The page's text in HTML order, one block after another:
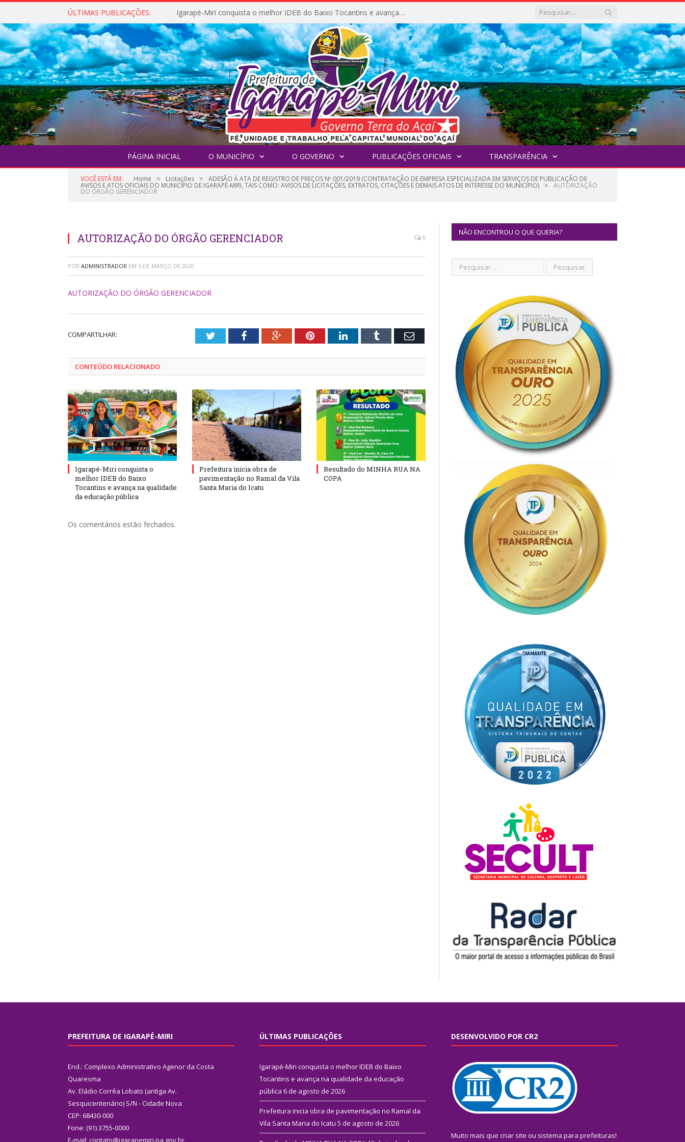
ÚLTIMAS PUBLICAÇÕES: Igarapé-Miri conquista o melhor IDEB do Baixo Tocantins e avança na qualidade da educação pública
PÁGINA INICIAL O MUNICÍPIO O GOVERNO PUBLICAÇÕES OFICIAIS TRANSPARÊNCIA
VOCÊ ESTÁ EM: Home » Licitações » ADESÃO À ATA DE REGISTRO DE PREÇOS Nº 001/2019 (CONTRATAÇÃO DE EMPRESA ESPECIALIZADA EM SERVIÇOS DE PUBLICAÇÃO DE
AVISOS E ATOS OFICIAIS DO MUNICÍPIO DE IGARAPÉ-MIRI, TAIS COMO: AVISOS DE LICITAÇÕES, EXTRATOS, CITAÇÕES E DEMAIS ATOS DE INTERESSE DO MUNICÍPIO) » AUTORIZAÇÃO
DO ÓRGÃO GERENCIADOR
AUTORIZAÇÃO DO ÓRGÃO GERENCIADOR 0
POR ADMINISTRADOR EM 5 DE MARÇO DE 2020
AUTORIZAÇÃO DO ÓRGÃO GERENCIADOR
COMPARTILHAR: TwitterFacebookGoogle+PinterestLinkedInTumblr Email
CONTEÚDO RELACIONADO
Igarapé-Miri conquista o
melhor IDEB do Baixo
Tocantins e avança na qualidade
da educação pública
Prefeitura inicia obra de
pavimentação no Ramal da Vila
Santa Maria do Icatu
Resultado do MINHA RUA NA
COPA
Os comentários estão fechados.
NÃO ENCONTROU O QUE QUERIA?
PREFEITURA DE IGARAPÉ-MIRI
End.: Complexo Administrativo Agenor da Costa
Quaresma
Av. Eládio Corrêa Lobato (antiga Av.
Sesquicentenário) S/N - Cidade Nova
CEP: 68430-000
Fone: (91) 3755-0000
E-mail: contato@igarapemiri.pa.gov.br
ÚLTIMAS PUBLICAÇÕES
Igarapé-Miri conquista o melhor IDEB do Baixo
Tocantins e avança na qualidade da educação
pública 6 de agosto de 2026
Prefeitura inicia obra de pavimentação no Ramal da
Vila Santa Maria do Icatu 5 de agosto de 2026
DESENVOLVIDO POR CR2
Muito mais que criar site ou sistema para prefeituras!